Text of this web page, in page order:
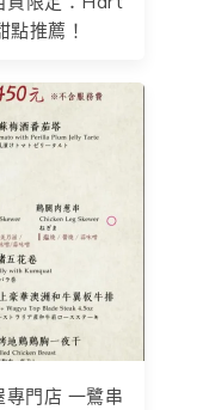
推薦！
門店 一鷺串